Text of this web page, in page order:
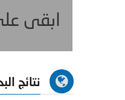
ابقى
نتائج